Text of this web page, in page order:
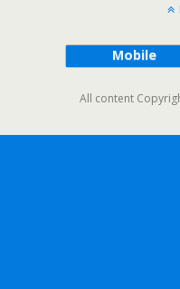
Mobile
All content